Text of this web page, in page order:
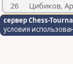
26
Цибиков,
сервер Chess-
условия